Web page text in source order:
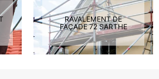
RAVALEMENT DE
FAÇADE 72 SARTHE